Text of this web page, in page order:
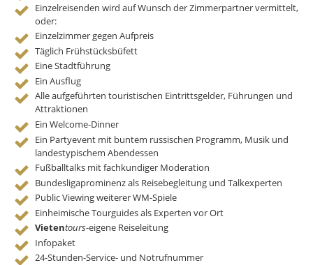
Einzelreisenden wird auf Wunsch der Zimmerpartner vermittelt,
oder:
Einzelzimmer gegen Aufpreis
Täglich Frühstücksbüfett
Eine Stadtführung
Ein Ausflug
Alle aufgeführten touristischen Eintrittsgelder, Führungen und
Attraktionen
Ein Welcome-Dinner
Ein Partyevent mit buntem russischen Programm, Musik und
landestypischem Abendessen
Fußballtalks mit fachkundiger Moderation
Bundesligaprominenz als Reisebegleitung und Talkexperten
Public Viewing weiterer WM-Spiele
Einheimische Tourguides als Experten vor Ort
Vietentours-eigene Reiseleitung
Infopaket
24-Stunden-Service- und Notrufnummer